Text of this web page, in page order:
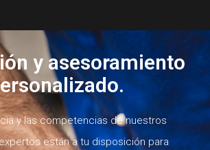
y asesoramiento
y las competencias de nuestros
están a tu disposición para